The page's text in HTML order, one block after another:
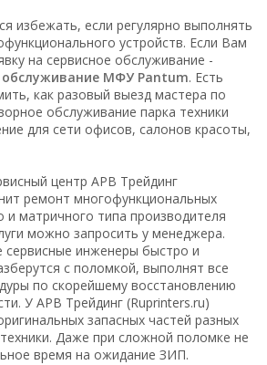
избежать, если регулярно выполнять
устройств. Если Вам
на сервисное обслуживание -
обслуживание МФУ Pantum. Есть
как разовый выезд мастера по
обслуживание парка техники
для сети офисов, салонов красоты,
центр АРВ Трейдинг
ремонт многофункциональных
и матричного типа производителя
можно запросить у менеджера.
инженеры быстро и
с поломкой, выполнят все
по скорейшему восстановлению
У АРВ Трейдинг (Ruprinters.ru)
запасных частей разных
Даже при сложной поломке не
время на ожидание ЗИП.